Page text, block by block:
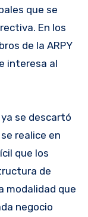
que se
En los
de la ARPY
interesa al
se descartó
realice en
que los
de
modalidad que
negocio